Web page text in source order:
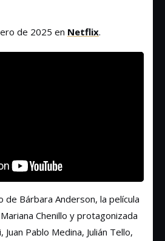
de 2025 en Netflix.
de Bárbara Anderson, la película
Chenillo y protagonizada
Pablo Medina, Julián Tello,